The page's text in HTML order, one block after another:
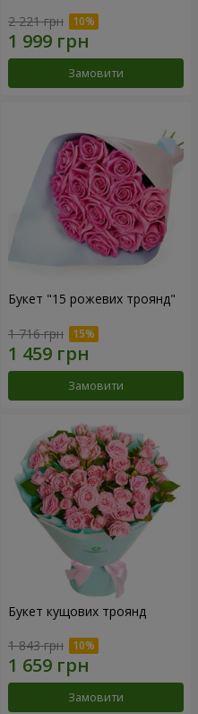
2 221 грн
Замовити
Букет "15 рожевих троянд"
1 716 грн
Замовити
Букет кущових троянд
1 843 грн
Замовити